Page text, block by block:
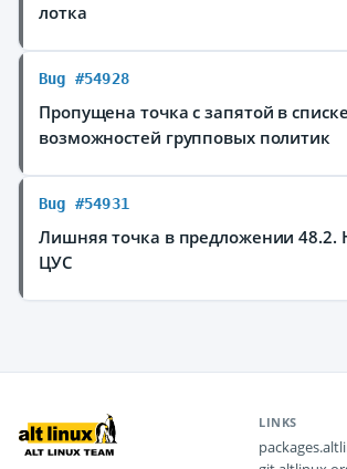
лотка
Bug #54928
Пропущена точка с запятой в списке
возможностей групповых политик
Bug #54931
Лишняя точка в предложении 48.2.
ЦУС
LINKS